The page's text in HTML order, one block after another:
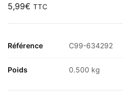
5,99€ TTC
Référence C99-634292
Poids 0.500 kg